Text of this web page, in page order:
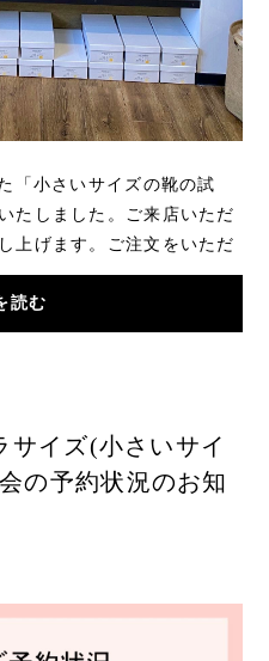
「小さいサイズの靴の試
たしました。ご来店いただ
上げます。ご注文をいただ
けで...
読む
サイズ(小さいサイ
の予約状況のお知